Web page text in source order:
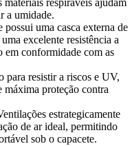
materiais respiráveis ajudam
a umidade.
possui uma casca externa de
excelente resistência a
em conformidade com as
para resistir a riscos e UV,
proteção contra
estrategicamente
de ar ideal, permitindo
sob o capacete.